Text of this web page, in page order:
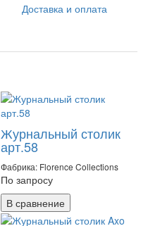
Доставка и оплата
Журнальный столик
арт.58
Фабрика: Florence Collections
По запросу
В сравнение